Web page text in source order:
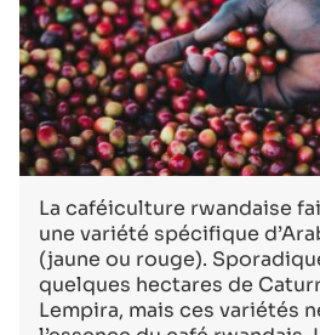
La caféiculture rwandaise
une variété spécifique
(jaune ou rouge).
quelques hectares de
Lempira, mais ces variétés